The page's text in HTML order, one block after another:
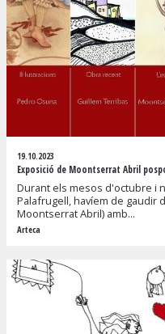
19.10.2023
Exposició de Moontserrat Abril
Durant els mesos d'octubre i
Palafrugell, havíem de gaudir
Moontserrat Abril) amb...
Arteca